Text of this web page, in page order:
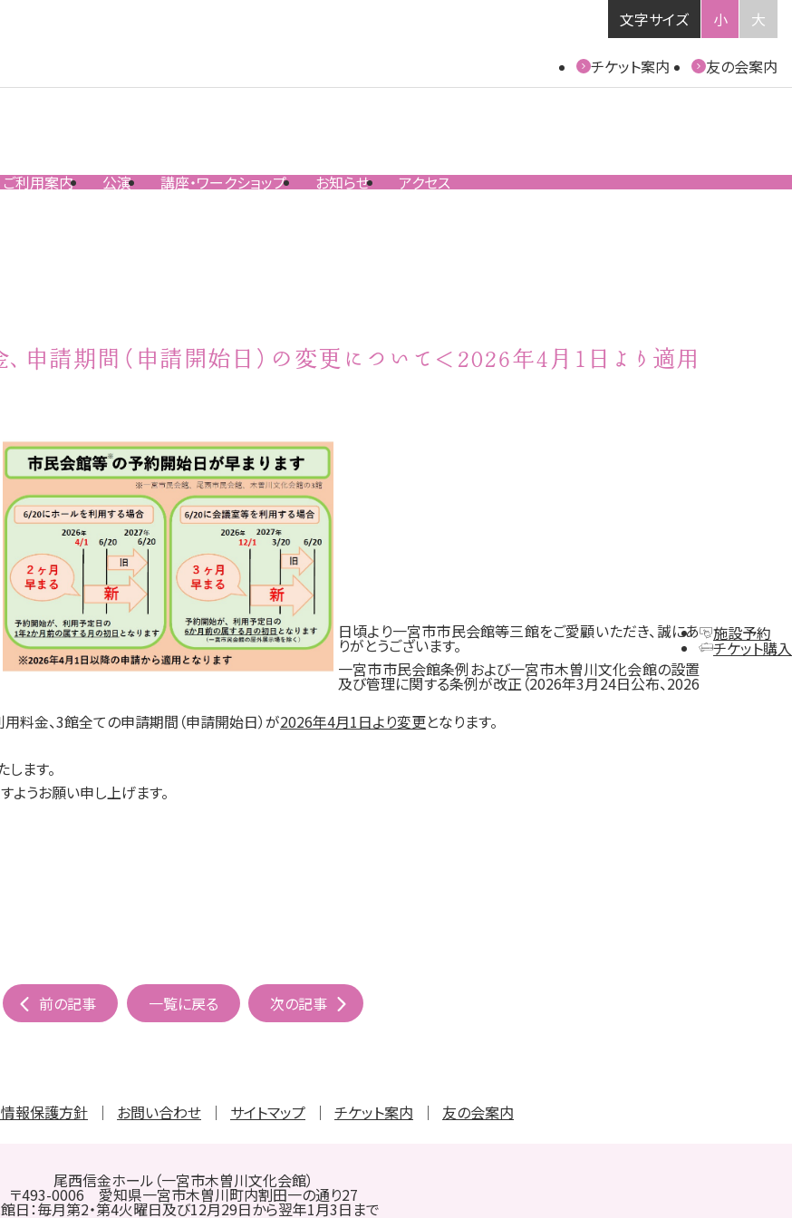
文字サイズ 小 大
チケット案内 友の会案内
ご利用案内 公演 講座・ワークショップ お知らせ アクセス
申請期間（申請開始日）の変更について＜2026年4月1日より適用
日頃より一宮市市民会館等三館をご愛顧いただき、誠にあ
りがとうございます。
一宮市市民会館条例および一宮市木曽川文化会館の設置
及び管理に関する条例が改正（2026年3月24日公布、2026
料金、3館全ての申請期間（申請開始日）が2026年4月1日より変更となります。
ます。
ようお願い申し上げます。
前の記事 一覧に戻る 次の記事
施設予約
チケット購入
報保護方針 お問い合わせ サイトマップ チケット案内 友の会案内
尾西信金ホール（一宮市木曽川文化会館）
〒493-0006 愛知県一宮市木曽川町内割田一の通り27
日：毎月第2・第4火曜日及び12月29日から翌年1月3日まで